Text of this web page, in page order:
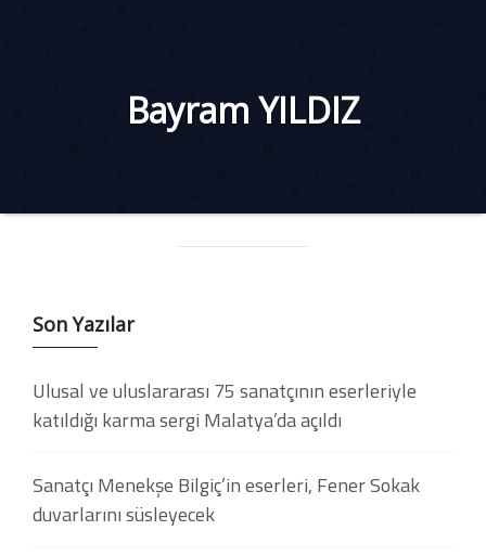
Bayram YILDIZ
Son Yazılar
Ulusal ve uluslararası 75 sanatçının eserleriyle
katıldığı karma sergi Malatya’da açıldı
Sanatçı Menekşe Bilgiç’in eserleri, Fener Sokak
duvarlarını süsleyecek